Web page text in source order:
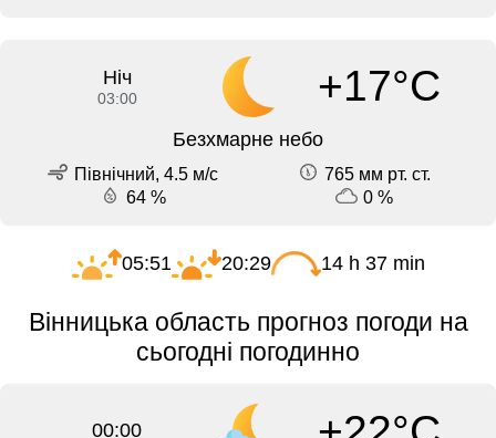
Ніч
03:00 +17°C
Безхмарне небо
Північний, 4.5 м/с
765 мм рт. ст.
64 %
0 %
05:51 20:29 14 h 37 min
Вінницька область прогноз погоди на
сьогодні погодинно
00:00